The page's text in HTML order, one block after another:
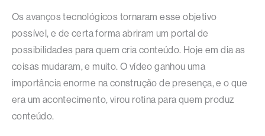
Os avanços tecnológicos tornaram esse objetivo
possível, e de certa forma abriram um portal de
possibilidades para quem cria conteúdo. Hoje em dia as
coisas mudaram, e muito. O vídeo ganhou uma
importância enorme na construção de presença, e o que
era um acontecimento, virou rotina para quem produz
conteúdo.